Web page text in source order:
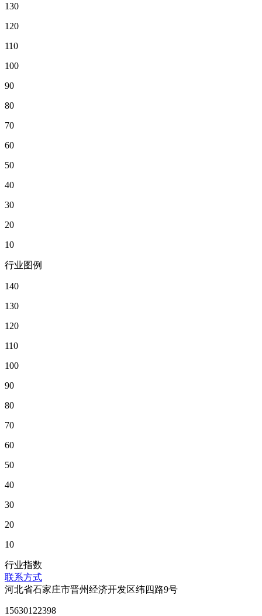
130
120
110
100
90
80
70
60
50
40
30
20
10
行业图例
140
130
120
110
100
90
80
70
60
50
40
30
20
10
行业指数
联系方式
河北省石家庄市晋州经济开发区纬四路9号
15630122398